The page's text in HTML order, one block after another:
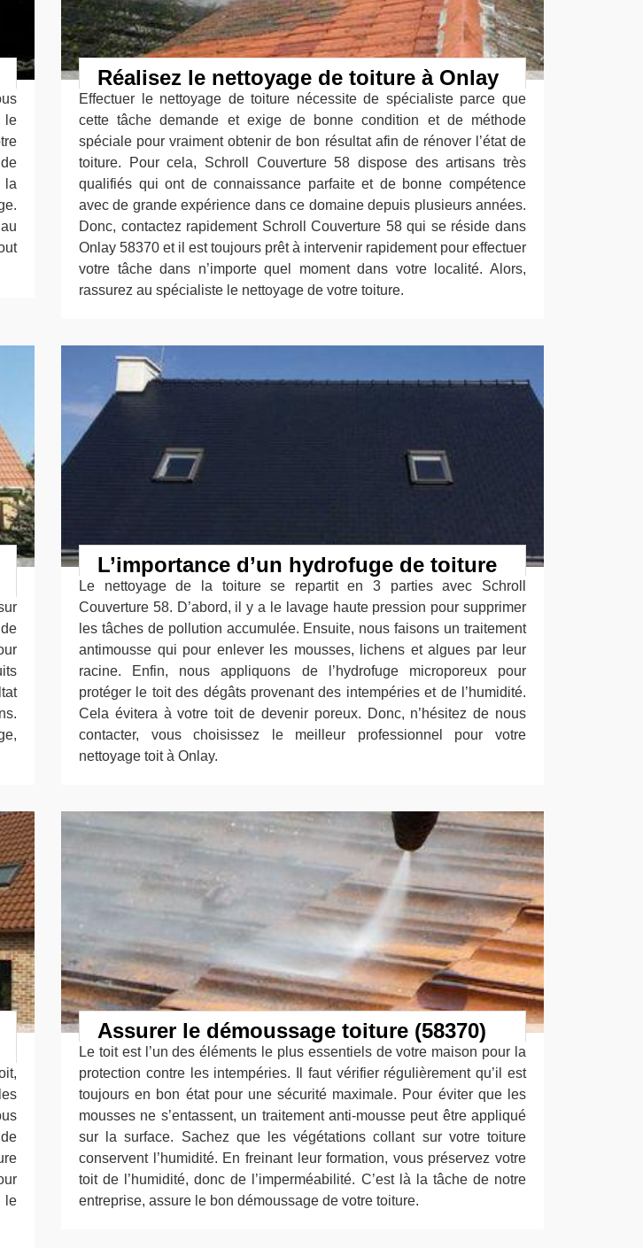
le
la
Réalisez le nettoyage de toiture à Onlay
Effectuer le nettoyage de toiture nécessite de spécialiste parce que
cette tâche demande et exige de bonne condition et de méthode
spéciale pour vraiment obtenir de bon résultat afin de rénover l’état de
toiture. Pour cela, Schroll Couverture 58 dispose des artisans très
qualifiés qui ont de connaissance parfaite et de bonne compétence
avec de grande expérience dans ce domaine depuis plusieurs années.
Donc, contactez rapidement Schroll Couverture 58 qui se réside dans
Onlay 58370 et il est toujours prêt à intervenir rapidement pour effectuer
votre tâche dans n’importe quel moment dans votre localité. Alors,
rassurez au spécialiste le nettoyage de votre toiture.
L’importance d’un hydrofuge de toiture
Le nettoyage de la toiture se repartit en 3 parties avec Schroll
Couverture 58. D’abord, il y a le lavage haute pression pour supprimer
les tâches de pollution accumulée. Ensuite, nous faisons un traitement
antimousse qui pour enlever les mousses, lichens et algues par leur
racine. Enfin, nous appliquons de l’hydrofuge microporeux pour
protéger le toit des dégâts provenant des intempéries et de l’humidité.
Cela évitera à votre toit de devenir poreux. Donc, n’hésitez de nous
contacter, vous choisissez le meilleur professionnel pour votre
nettoyage toit à Onlay.
le
Assurer le démoussage toiture (58370)
Le toit est l’un des éléments le plus essentiels de votre maison pour la
protection contre les intempéries. Il faut vérifier régulièrement qu’il est
toujours en bon état pour une sécurité maximale. Pour éviter que les
mousses ne s’entassent, un traitement anti-mousse peut être appliqué
sur la surface. Sachez que les végétations collant sur votre toiture
conservent l’humidité. En freinant leur formation, vous préservez votre
toit de l’humidité, donc de l’imperméabilité. C’est là la tâche de notre
entreprise, assure le bon démoussage de votre toiture.